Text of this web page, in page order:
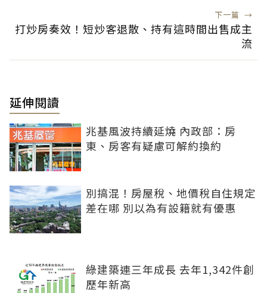
下一篇 →
打炒房奏效！短炒客退散、持有這時間出售成主
流
延伸閱讀
兆基風波持續延燒 內政部：房
東、房客有疑慮可解約換約
別搞混！房屋稅、地價稅自住規定
差在哪 別以為有設籍就有優惠
綠建築連三年成長 去年1,342件創
歷年新高